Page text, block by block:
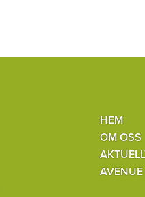
HEM
OM OSS
AVENUE